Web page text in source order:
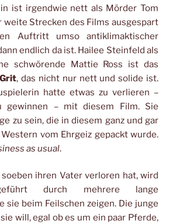
ist irgendwie nett als Mörder Tom
weite Strecken des Films ausgespart
Auftritt umso antiklimaktischer
endlich da ist. Hailee Steinfeld als
schwörende Mattie Ross ist das
, das nicht nur nett und solide ist.
hatte etwas zu verlieren –
gewinnen – mit diesem Film. Sie
zu sein, die in diesem ganz und gar
vom Ehrgeiz gepackt wurde.
as usual.
ihren Vater verloren hat, wird
durch mehrere lange
sie beim Feilschen zeigen. Die junge
will, egal ob es um ein paar Pferde,